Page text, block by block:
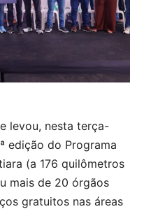
levou, nesta terça-
edição do Programa
(a 176 quilômetros
mais de 20 órgãos
gratuitos nas áreas